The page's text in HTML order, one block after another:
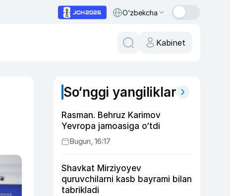
O‘zbekcha
Kabinet
So‘nggi yangiliklar
Rasman. Behruz Karimov
Yevropa jamoasiga o‘tdi
Bugun, 16:17
Shavkat Mirziyoyev
quruvchilarni kasb bayrami bilan
tabrikladi